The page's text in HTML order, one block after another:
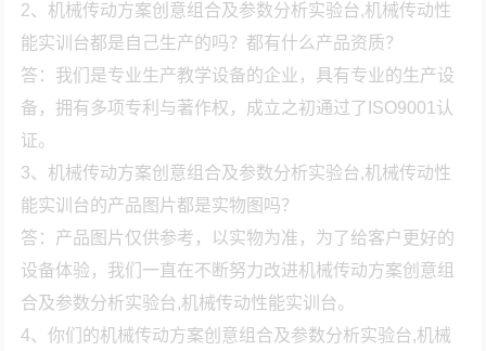
2、机械传动方案创意组合及参数分析实验台,机械传动性
能实训台都是自己生产的吗？都有什么产品资质？
答：我们是专业生产教学设备的企业，具有专业的生产设
备，拥有多项专利与著作权，成立之初通过了ISO9001认
证。
3、机械传动方案创意组合及参数分析实验台,机械传动性
能实训台的产品图片都是实物图吗？
答：产品图片仅供参考，以实物为准，为了给客户更好的
设备体验，我们一直在不断努力改进机械传动方案创意组
合及参数分析实验台,机械传动性能实训台。
4、你们的机械传动方案创意组合及参数分析实验台,机械